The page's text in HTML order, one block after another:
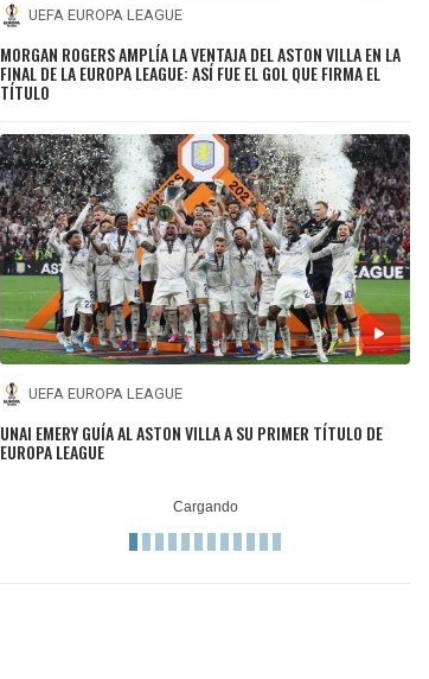
UEFA EUROPA LEAGUE
MORGAN ROGERS AMPLÍA LA VENTAJA DEL ASTON VILLA EN LA
FINAL DE LA EUROPA LEAGUE: ASÍ FUE EL GOL QUE FIRMA EL
TÍTULO
UEFA EUROPA LEAGUE
UNAI EMERY GUÍA AL ASTON VILLA A SU PRIMER TÍTULO DE
EUROPA LEAGUE